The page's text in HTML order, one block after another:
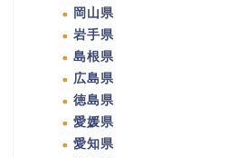
岡山県
岩手県
島根県
広島県
徳島県
愛媛県
愛知県